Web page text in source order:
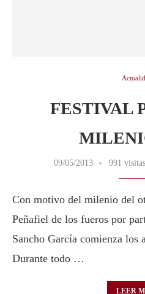
FESTIVAL
09/05/2013 991 visitas
Con motivo del milenio del
Peñafiel de los fueros por
Sancho García comienza los
Durante todo …
LEER